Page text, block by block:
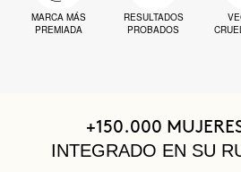
MARCA MÁS
PREMIADA
RESULTADOS
PROBADOS
+150.000
INTEGRADO EN SU